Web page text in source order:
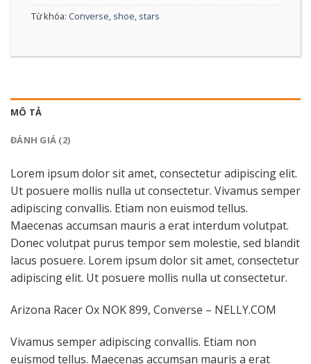
Từ khóa: Converse, shoe, stars
MÔ TẢ
ĐÁNH GIÁ (2)
Lorem ipsum dolor sit amet, consectetur adipiscing elit.
Ut posuere mollis nulla ut consectetur. Vivamus semper
adipiscing convallis. Etiam non euismod tellus.
Maecenas accumsan mauris a erat interdum volutpat.
Donec volutpat purus tempor sem molestie, sed blandit
lacus posuere. Lorem ipsum dolor sit amet, consectetur
adipiscing elit. Ut posuere mollis nulla ut consectetur.
Arizona Racer Ox NOK 899, Converse – NELLY.COM
Vivamus semper adipiscing convallis. Etiam non
euismod tellus. Maecenas accumsan mauris a erat